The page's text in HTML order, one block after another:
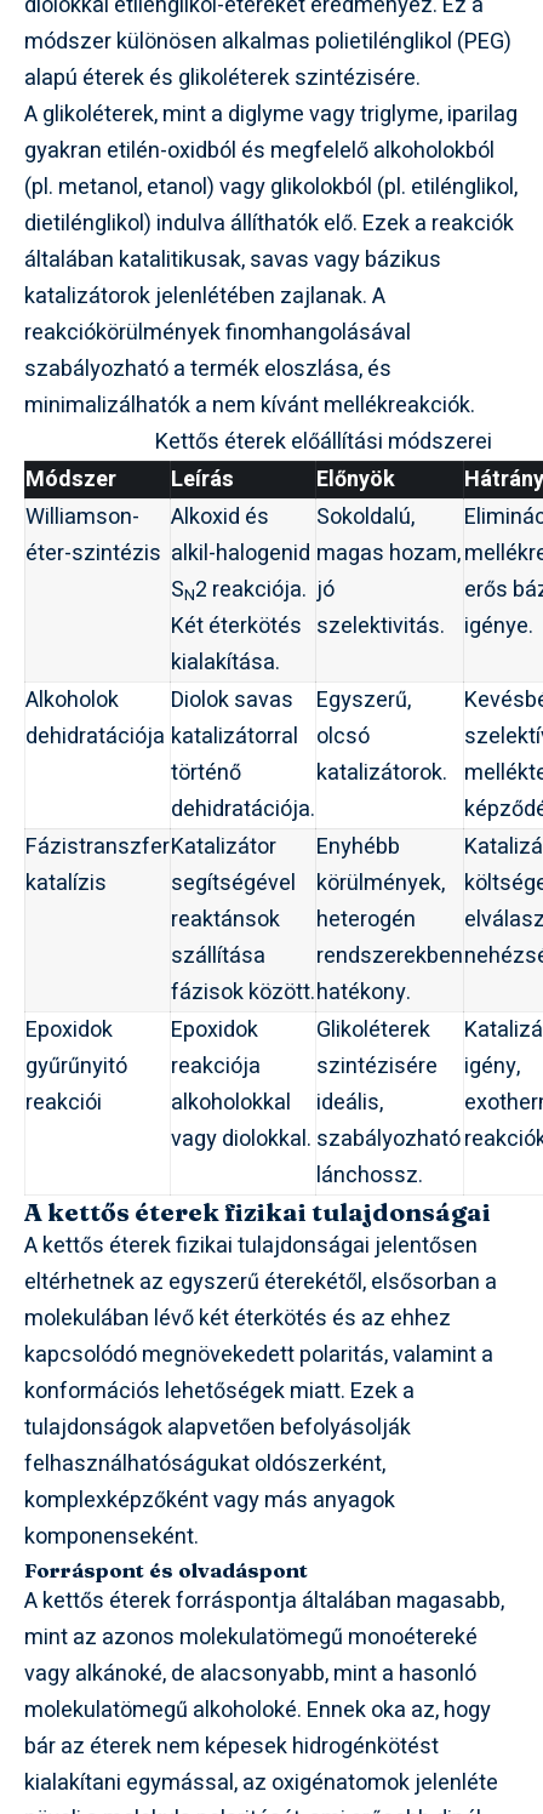
módszer különösen alkalmas polietilénglikol (PEG)
alapú éterek és glikoléterek szintézisére.
A glikoléterek, mint a diglyme vagy triglyme, iparilag
gyakran etilén-oxidból és megfelelő alkoholokból
(pl. metanol, etanol) vagy glikolokból (pl. etilénglikol,
dietilénglikol) indulva állíthatók elő. Ezek a reakciók
általában katalitikusak, savas vagy bázikus
katalizátorok jelenlétében zajlanak. A
reakciókörülmények finomhangolásával
szabályozható a termék eloszlása, és
minimalizálhatók a nem kívánt mellékreakciók.
Kettős éterek előállítási módszerei
Módszer
Leírás Előnyök
Williamson-
éter-szintézis
Alkoxid és
alkil-halogenid
SN2 reakciója.
Két éterkötés
kialakítása.
Sokoldalú,
magas hozam,
jó
szelektivitás.
erős
igénye.
Alkoholok
dehidratációja
Diolok savas
katalizátorral
történő
dehidratációja.
Egyszerű,
olcsó
katalizátorok.
Fázistranszfer
katalízis
Katalizátor
segítségével
reaktánsok
szállítása
fázisok között.
Enyhébb
körülmények,
heterogén
rendszerekben
hatékony.
Epoxidok
gyűrűnyitó
reakciói
Epoxidok
reakciója
alkoholokkal
vagy diolokkal.
Glikoléterek
szintézisére
ideális,
szabályozható
lánchossz.
igény,
A kettős éterek fizikai tulajdonságai
A kettős éterek fizikai tulajdonságai jelentősen
eltérhetnek az egyszerű éterekétől, elsősorban a
molekulában lévő két éterkötés és az ehhez
kapcsolódó megnövekedett polaritás, valamint a
konformációs lehetőségek miatt. Ezek a
tulajdonságok alapvetően befolyásolják
felhasználhatóságukat oldószerként,
komplexképzőként vagy más anyagok
komponenseként.
Forráspont és olvadáspont
A kettős éterek forráspontja általában magasabb,
mint az azonos molekulatömegű monoétereké
vagy alkánoké, de alacsonyabb, mint a hasonló
molekulatömegű alkoholoké. Ennek oka az, hogy
bár az éterek nem képesek hidrogénkötést
kialakítani egymással, az oxigénatomok jelenléte